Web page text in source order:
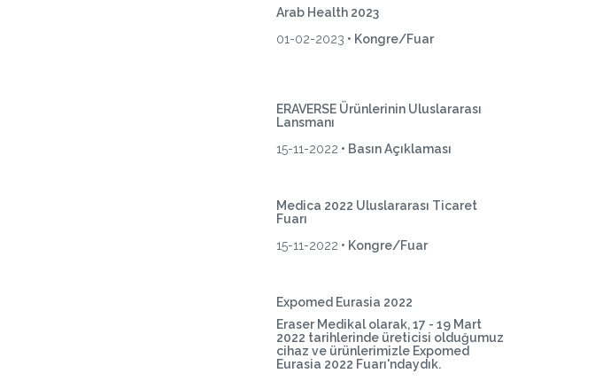
Arab Health 2023
01-02-2023 • Kongre/Fuar
ERAVERSE Ürünlerinin Uluslararası
Lansmanı
15-11-2022 • Basın Açıklaması
Medica 2022 Uluslararası Ticaret
Fuarı
15-11-2022 • Kongre/Fuar
Expomed Eurasia 2022
Eraser Medikal olarak, 17 - 19 Mart
2022 tarihlerinde üreticisi olduğumuz
cihaz ve ürünlerimizle Expomed
Eurasia 2022 Fuarı'ndaydık.